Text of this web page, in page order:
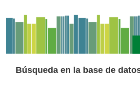
Búsqueda en la base de